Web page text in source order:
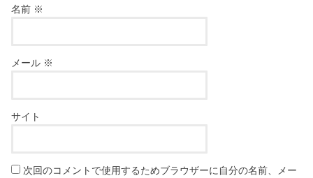
名前 ※
メール ※
サイト
次回のコメントで使用するためブラウザーに自分の名前、メー